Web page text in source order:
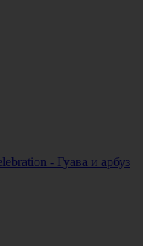
- Гуава и арбуз